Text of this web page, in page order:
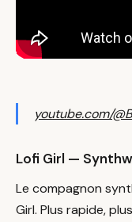
youtube.com/
Lofi Girl —
Le compagnon
Girl. Plus rapide,